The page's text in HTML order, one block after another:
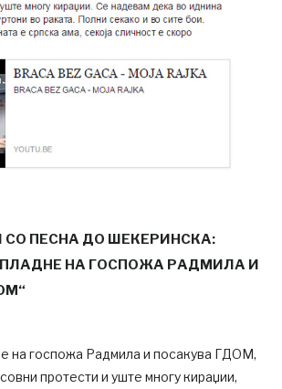
СО ПЕСНА ДО ШЕКЕРИНСКА:
НА ГОСПОЖА РАДМИЛА И
на госпожа Радмила и посакува ГДОМ,
протести и уште многу кираџии,